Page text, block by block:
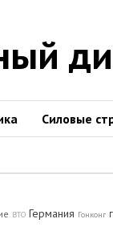
Силовые
ВТО Германия Гонконг